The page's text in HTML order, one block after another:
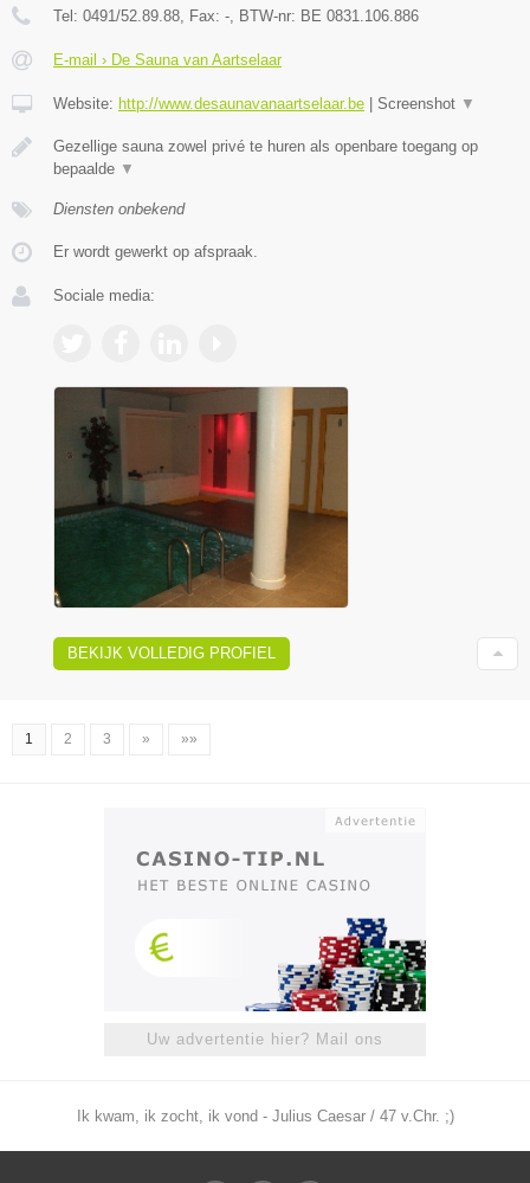
Tel: 0491/52.89.88, Fax: -, BTW-nr: BE 0831.106.886
E-mail › De Sauna van Aartselaar
Website: http://www.desaunavanaartselaar.be Screenshot ▼
Gezellige sauna zowel privé te huren als openbare toegang op
bepaalde ▼
Diensten onbekend
Er wordt gewerkt op afspraak.
Sociale media:
BEKIJK VOLLEDIG PROFIEL
1 2 3 » »»
Uw advertentie hier? Mail ons
Ik kwam, ik zocht, ik vond - Julius Caesar / 47 v.Chr. ;)